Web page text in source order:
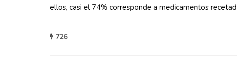
ellos, casi el 74% corresponde a medicamentos
726